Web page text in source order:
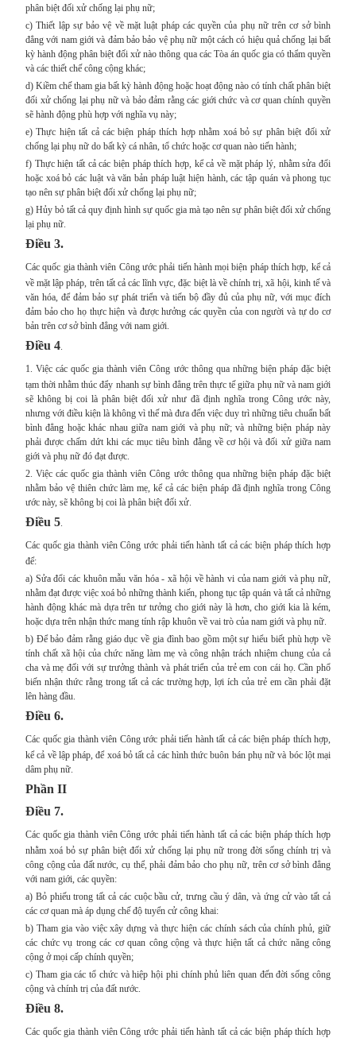
phân biệt đối xử chống lại phụ nữ;
c) Thiết lập sự bảo vệ về mặt luật pháp các quyền của phụ nữ trên cơ sở bình
đẳng với nam giới và đảm bảo bảo vệ phụ nữ một cách có hiệu quả chống lại bất
kỳ hành động phân biệt đối xử nào thông qua các Tòa án quốc gia có thẩm quyền
và các thiết chế công cộng khác;
d) Kiềm chế tham gia bất kỳ hành động hoặc hoạt động nào có tính chất phân biệt
đối xử chống lại phụ nữ và bảo đảm rằng các giới chức và cơ quan chính quyền
sẽ hành động phù hợp với nghĩa vụ này;
e) Thực hiện tất cả các biện pháp thích hợp nhằm xoá bỏ sự phân biệt đối xử
chống lại phụ nữ do bất kỳ cá nhân, tổ chức hoặc cơ quan nào tiến hành;
f) Thực hiện tất cả các biện pháp thích hợp, kể cả về mặt pháp lý, nhằm sửa đổi
hoặc xoá bỏ các luật và văn bản pháp luật hiện hành, các tập quán và phong tục
tạo nên sự phân biệt đối xử chống lại phụ nữ;
g) Hủy bỏ tất cả quy định hình sự quốc gia mà tạo nên sự phân biệt đối xử chống
lại phụ nữ.
Điều 3.
Các quốc gia thành viên Công ước phải tiến hành mọi biện pháp thích hợp, kể cả
về mặt lập pháp, trên tất cả các lĩnh vực, đặc biệt là về chính trị, xã hội, kinh tế và
văn hóa, để đảm bảo sự phát triển và tiến bộ đầy đủ của phụ nữ, với mục đích
đảm bảo cho họ thực hiện và được hưởng các quyền của con người và tự do cơ
bản trên cơ sở bình đẳng với nam giới.
Điều 4.
1.Việc các quốc gia thành viên Công ước thông qua những biện pháp đặc biệt
tạm thời nhằm thúc đẩy nhanh sự bình đẳng trên thực tế giữa phụ nữ và nam giới
sẽ không bị coi là phân biệt đối xử như đã định nghĩa trong Công ước này,
nhưng với điều kiện là không vì thế mà đưa đến việc duy trì những tiêu chuẩn bất
bình đẳng hoặc khác nhau giữa nam giới và phụ nữ; và những biện pháp này
phải được chấm dứt khi các mục tiêu bình đẳng về cơ hội và đối xử giữa nam
giới và phụ nữ đó đạt được.
2. Việc các quốc gia thành viên Công ước thông qua những biện pháp đặc biệt
nhằm bảo vệ thiên chức làm mẹ, kể cả các biện pháp đã định nghĩa trong Công
ước này, sẽ không bị coi là phân biệt đối xử.
Điều 5.
Các quốc gia thành viên Công ước phải tiến hành tất cả các biện pháp thích hợp
để:
a) Sửa đổi các khuôn mẫu văn hóa - xã hội về hành vi của nam giới và phụ nữ,
nhằm đạt được việc xoá bỏ những thành kiến, phong tục tập quán và tất cả những
hành động khác mà dựa trên tư tưởng cho giới này là hơn, cho giới kia là kém,
hoặc dựa trên nhận thức mang tính rập khuôn về vai trò của nam giới và phụ nữ.
b) Để bảo đảm rằng giáo dục về gia đình bao gồm một sự hiểu biết phù hợp về
tính chất xã hội của chức năng làm mẹ và công nhận trách nhiệm chung của cả
cha và mẹ đối với sự trưởng thành và phát triển của trẻ em con cái họ. Cần phổ
biến nhận thức rằng trong tất cả các trường hợp, lợi ích của trẻ em cần phải đặt
lên hàng đầu.
Điều 6.
Các quốc gia thành viên Công ước phải tiến hành tất cả các biện pháp thích hợp,
kể cả về lập pháp, để xoá bỏ tất cả các hình thức buôn bán phụ nữ và bóc lột mại
dâm phụ nữ.
Phần II
Điều 7.
Các quốc gia thành viên Công ước phải tiến hành tất cả các biện pháp thích hợp
nhằm xoá bỏ sự phân biệt đối xử chống lại phụ nữ trong đời sống chính trị và
công cộng của đất nước, cụ thể, phải đảm bảo cho phụ nữ, trên cơ sở bình đẳng
với nam giới, các quyền:
a) Bỏ phiếu trong tất cả các cuộc bầu cử, trưng cầu ý dân, và ứng cử vào tất cả
các cơ quan mà áp dụng chế độ tuyển cử công khai:
b) Tham gia vào việc xây dựng và thực hiện các chính sách của chính phủ, giữ
các chức vụ trong các cơ quan công cộng và thực hiện tất cả chức năng công
cộng ở mọi cấp chính quyền;
c) Tham gia các tổ chức và hiệp hội phi chính phủ liên quan đến đời sống công
cộng và chính trị của đất nước.
Điều 8.
Các quốc gia thành viên Công ước phải tiến hành tất cả các biện pháp thích hợp